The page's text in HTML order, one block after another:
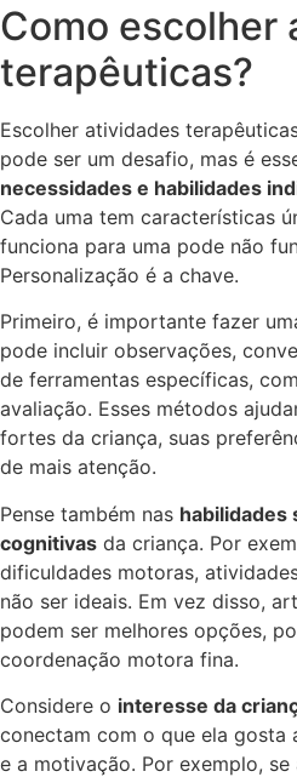
Como escolher
terapêuticas?
Escolher atividades
pode ser um desafio, mas é
necessidades e habilidades
Cada uma tem características
funciona para uma pode não
Personalização é a chave.
Primeiro, é importante fazer
pode incluir observações,
de ferramentas específicas,
avaliação. Esses métodos
fortes da criança, suas
de mais atenção.
Pense também nas habilidades
cognitivas da criança. Por
dificuldades motoras,
não ser ideais. Em vez disso,
podem ser melhores opções,
coordenação motora fina.
Considere o interesse da
conectam com o que ela gosta
e a motivação. Por exemplo,